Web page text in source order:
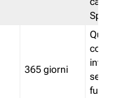
Split
365 giorni